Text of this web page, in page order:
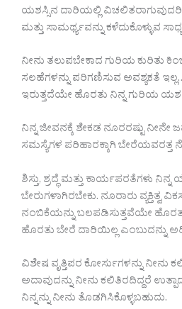
ಯಶಸ್ಸಿನ ದಾರಿಯಲ್ಲಿ
ಮತ್ತು ಸಾಮರ್ಥ್ಯವನ್ನು ಕಳೆದುಕೊಳ್ಳುವ
ನೀನು ತಲುಪಬೇಕಾದ ಗುರಿಯ ಕುರಿತು
ಸಲಹೆಗಳನ್ನು ಪರಿಗಣಿಸುವ ಅವಶ್ಯಕತೆ
ಇರುತ್ತದೆಯೇ ಹೊರತು ನಿನ್ನ ಗುರಿಯ
ನಿನ್ನ ಜೀವನಕ್ಕೆ ಶೇಕಡ ನೂರರಷ್ಟು ನೀನೇ
ಸಮಸ್ಯೆಗಳ ಪರಿಹಾರಕ್ಕಾಗಿ
ಶಿಸ್ತು, ಶ್ರದ್ಧೆ ಮತ್ತು ಕಾರ್ಯಪರತೆಗಳು
ಬೇರುಗಳಾಗಿರಬೇಕು. ನೂರಾರು ವ್ಯಕ್ತಿತ್ವ
ನಂಬಿಕೆಯನ್ನು ಬಲಪಡಿಸುತ್ತವೆಯೇ
ಹೊರತು ಬೇರೆ ದಾರಿಯಿಲ್ಲ ಎಂಬುದನ್ನು
ವಿಶೇಷ ವೃತ್ತಿಪರ ಕೋರ್ಸುಗಳನ್ನು ನೀನು
ಅದಾವುದನ್ನು ನೀನು ಕಲಿತಿರದಿದ್ದರೆ
ನಿನ್ನನ್ನು ನೀನು ತೊಡಗಿಸಿಕೊಳ್ಳಬಹುದು.